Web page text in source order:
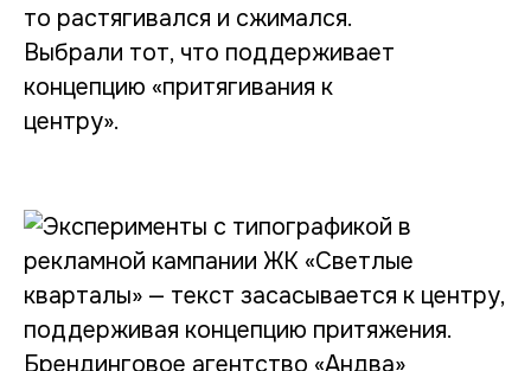
то растягивался и сжимался.
Выбрали тот, что поддерживает
концепцию «притягивания к
центру».